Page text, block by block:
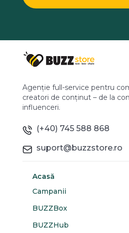
Agenție full-service pentru
creatori de conținut – de la
influenceri.
(+40) 745 588 868
suport@buzzstore.ro
Acasă
Campanii
BUZZBox
BUZZHub